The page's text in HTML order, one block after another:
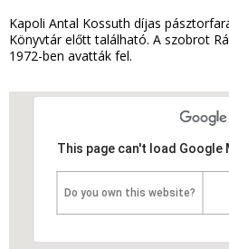
Kapoli Antal Kossuth díjas
Könyvtár előtt található. A szobrot
1972-ben avatták fel.
This page can't load Google
Do you own this website?